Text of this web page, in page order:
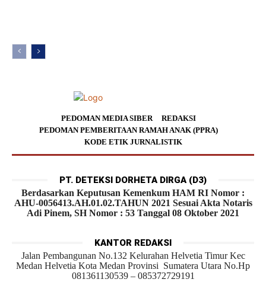
PEDOMAN MEDIA SIBER
REDAKSI
PEDOMAN PEMBERITAAN RAMAH ANAK (PPRA)
KODE ETIK JURNALISTIK
PT. DETEKSI DORHETA DIRGA (D3)
Berdasarkan Keputusan Kemenkum HAM RI Nomor :
AHU-0056413.AH.01.02.TAHUN 2021 Sesuai Akta Notaris
Adi Pinem, SH Nomor : 53 Tanggal 08 Oktober 2021
KANTOR REDAKSI
Jalan Pembangunan No.132 Kelurahan Helvetia Timur Kec
Medan Helvetia Kota Medan Provinsi Sumatera Utara No.Hp
081361130539 – 085372729191